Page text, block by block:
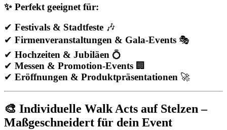
✨ Perfekt geeignet für:
✔ Festivals & Stadtfeste 🎶
✔ Firmenveranstaltungen & Gala-Events 🎭
✔ Hochzeiten & Jubiläen 💍
✔ Messen & Promotion-Events 🏢
✔ Eröffnungen & Produktpräsentationen 🚀
🎨 Individuelle Walk Acts auf Stelzen –
Maßgeschneidert für dein Event